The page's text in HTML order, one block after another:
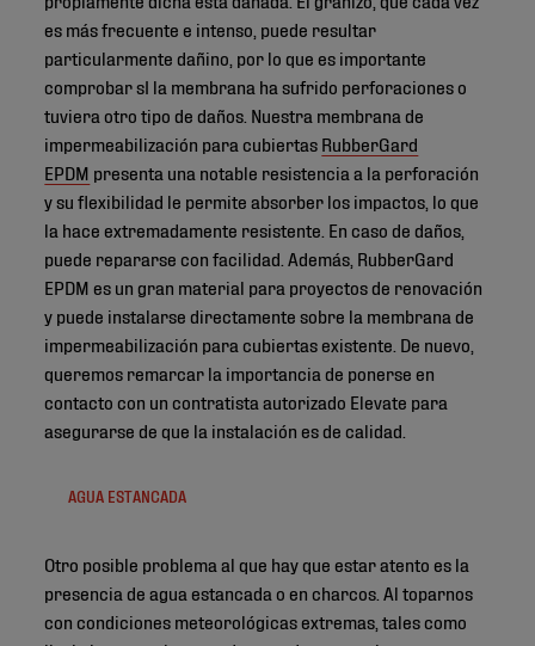
es más frecuente e intenso, puede resultar
particularmente dañino, por lo que es importante
comprobar sI la membrana ha sufrido perforaciones o
tuviera otro tipo de daños. Nuestra membrana de
impermeabilización para cubiertas RubberGard
EPDM presenta una notable resistencia a la perforación
y su flexibilidad le permite absorber los impactos, lo que
la hace extremadamente resistente. En caso de daños,
puede repararse con facilidad. Además, RubberGard
EPDM es un gran material para proyectos de renovación
y puede instalarse directamente sobre la membrana de
impermeabilización para cubiertas existente. De nuevo,
queremos remarcar la importancia de ponerse en
contacto con un contratista autorizado Elevate para
asegurarse de que la instalación es de calidad.
AGUA ESTANCADA
Otro posible problema al que hay que estar atento es la
presencia de agua estancada o en charcos. Al toparnos
con condiciones meteorológicas extremas, tales como